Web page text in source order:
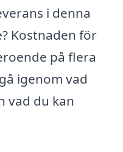
i denna
Kostnaden för
på flera
igenom vad
vad du kan